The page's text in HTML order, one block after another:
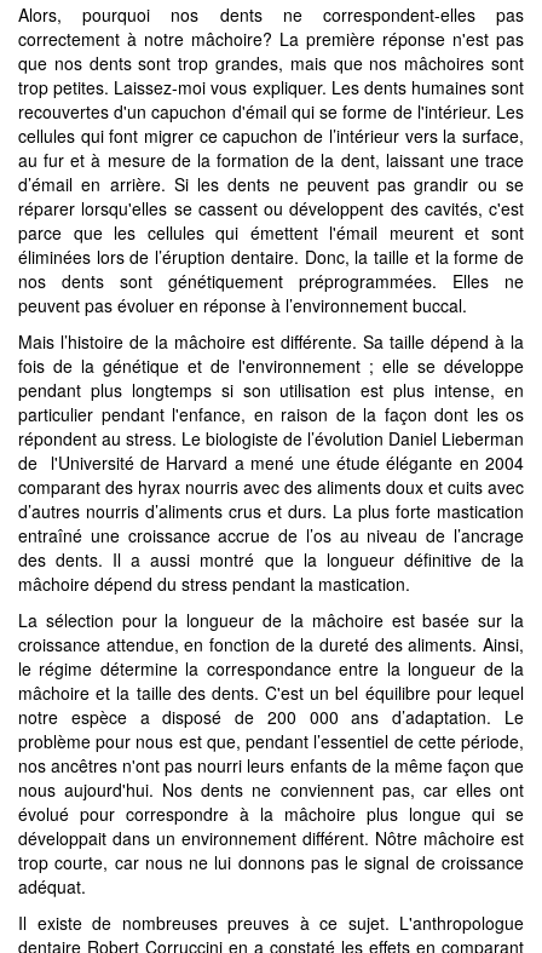
Alors, pourquoi nos dents ne correspondent-elles pas
correctement à notre mâchoire? La première réponse n'est pas
que nos dents sont trop grandes, mais que nos mâchoires sont
trop petites. Laissez-moi vous expliquer. Les dents humaines sont
recouvertes d'un capuchon d'émail qui se forme de l'intérieur. Les
cellules qui font migrer ce capuchon de l’intérieur vers la surface,
au fur et à mesure de la formation de la dent, laissant une trace
d’émail en arrière. Si les dents ne peuvent pas grandir ou se
réparer lorsqu'elles se cassent ou développent des cavités, c'est
parce que les cellules qui émettent l'émail meurent et sont
éliminées lors de l’éruption dentaire. Donc, la taille et la forme de
nos dents sont génétiquement préprogrammées. Elles ne
peuvent pas évoluer en réponse à l’environnement buccal.
Mais l’histoire de la mâchoire est différente. Sa taille dépend à la
fois de la génétique et de l'environnement ; elle se développe
pendant plus longtemps si son utilisation est plus intense, en
particulier pendant l'enfance, en raison de la façon dont les os
répondent au stress. Le biologiste de l’évolution Daniel Lieberman
de l'Université de Harvard a mené une étude élégante en 2004
comparant des hyrax nourris avec des aliments doux et cuits avec
d’autres nourris d’aliments crus et durs. La plus forte mastication
entraîné une croissance accrue de l’os au niveau de l’ancrage
des dents. Il a aussi montré que la longueur définitive de la
mâchoire dépend du stress pendant la mastication.
La sélection pour la longueur de la mâchoire est basée sur la
croissance attendue, en fonction de la dureté des aliments. Ainsi,
le régime détermine la correspondance entre la longueur de la
mâchoire et la taille des dents. C'est un bel équilibre pour lequel
notre espèce a disposé de 200 000 ans d’adaptation. Le
problème pour nous est que, pendant l’essentiel de cette période,
nos ancêtres n'ont pas nourri leurs enfants de la même façon que
nous aujourd'hui. Nos dents ne conviennent pas, car elles ont
évolué pour correspondre à la mâchoire plus longue qui se
développait dans un environnement différent. Nôtre mâchoire est
trop courte, car nous ne lui donnons pas le signal de croissance
adéquat.
Il existe de nombreuses preuves à ce sujet. L'anthropologue
dentaire Robert Corruccini en a constaté les effets en comparant